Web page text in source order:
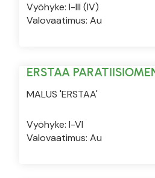
Vyöhyke: I-III (IV)
Valovaatimus: Au
ERSTAA
MALUS 'ERSTAA'
Vyöhyke: I-VI
Valovaatimus: Au